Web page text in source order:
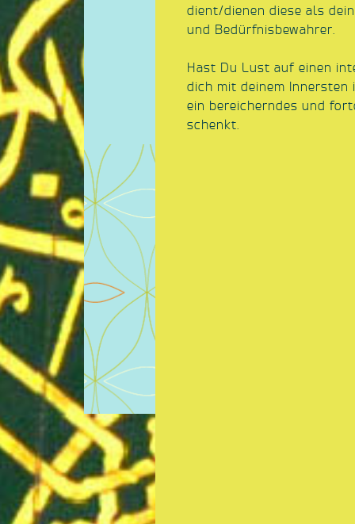
dient/dienen diese als
und Bedürfnisbewahrer.
Hast Du Lust auf einen
dich mit deinem
ein bereicherndes und
schenkt.